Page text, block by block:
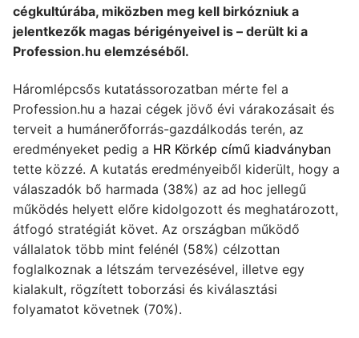
cégkultúrába, miközben meg kell birkózniuk a
jelentkezők magas bérigényeivel is – derült ki a
Profession.hu elemzéséből.
Háromlépcsős kutatássorozatban mérte fel a
Profession.hu a hazai cégek jövő évi várakozásait és
terveit a humánerőforrás-gazdálkodás terén, az
eredményeket pedig a HR Körkép című kiadványban
tette közzé. A kutatás eredményeiből kiderült, hogy a
válaszadók bő harmada (38%) az ad hoc jellegű
működés helyett előre kidolgozott és meghatározott,
átfogó stratégiát követ. Az országban működő
vállalatok több mint felénél (58%) célzottan
foglalkoznak a létszám tervezésével, illetve egy
kialakult, rögzített toborzási és kiválasztási
folyamatot követnek (70%).